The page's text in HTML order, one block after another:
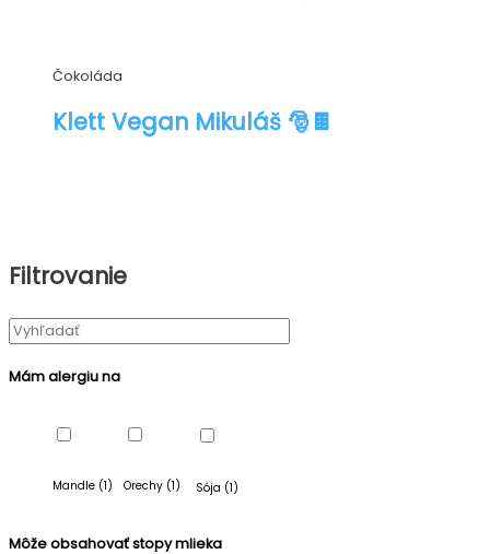
Filtrovanie
Mám alergiu na
Mandle (1) Orechy (1) Sója (1)
Môže obsahovať stopy mlieka
Čokoláda
Klett Vegan Mikuláš 🎅🍫